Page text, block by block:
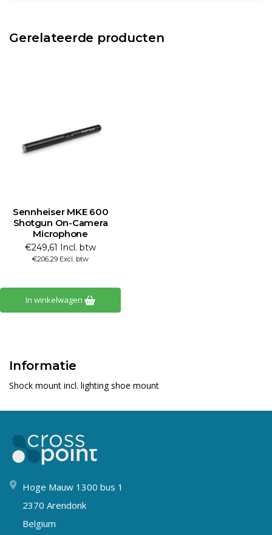
Gerelateerde producten
Sennheiser MKE 600
Shotgun On-Camera
Microphone
€249,61 Incl. btw
€206,29 Excl. btw
In winkelwagen
Informatie
Shock mount incl. lighting shoe mount
Hoge Mauw 1300 bus 1
2370 Arendonk
Belgium